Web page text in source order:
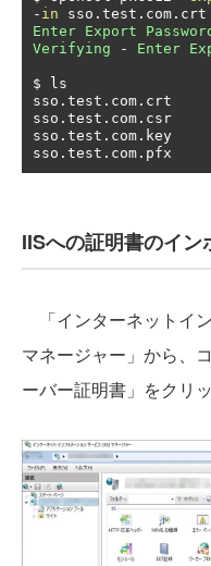
- in sso . test . com . crt
Enter Export
Verifying
- Enter
$ ls
sso . test . com . crt
sso . test . com . csr
sso . test . com . key
sso . test . com . pfx
IISへの証明書のイ
「インターネットイ
マネージャー」から、
ーバー証明書」をクリ